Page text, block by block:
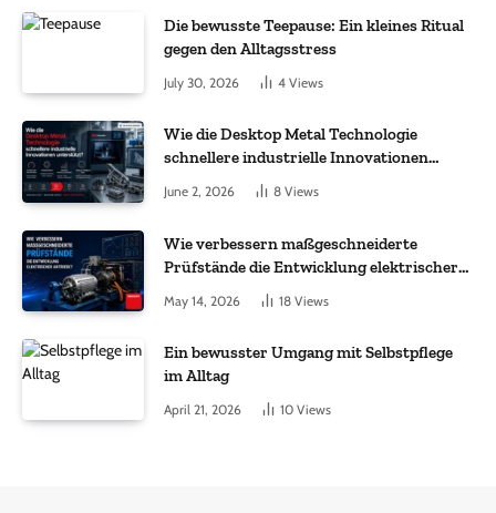
Die bewusste Teepause: Ein kleines Ritual
gegen den Alltagsstress
July 30, 2026 4 Views
Wie die Desktop Metal Technologie
schnellere industrielle Innovationen
June 2, 2026 8 Views
Wie verbessern maßgeschneiderte
Prüfstände die Entwicklung elektrischer
May 14, 2026 18 Views
Ein bewusster Umgang mit Selbstpflege
im Alltag
April 21, 2026 10 Views